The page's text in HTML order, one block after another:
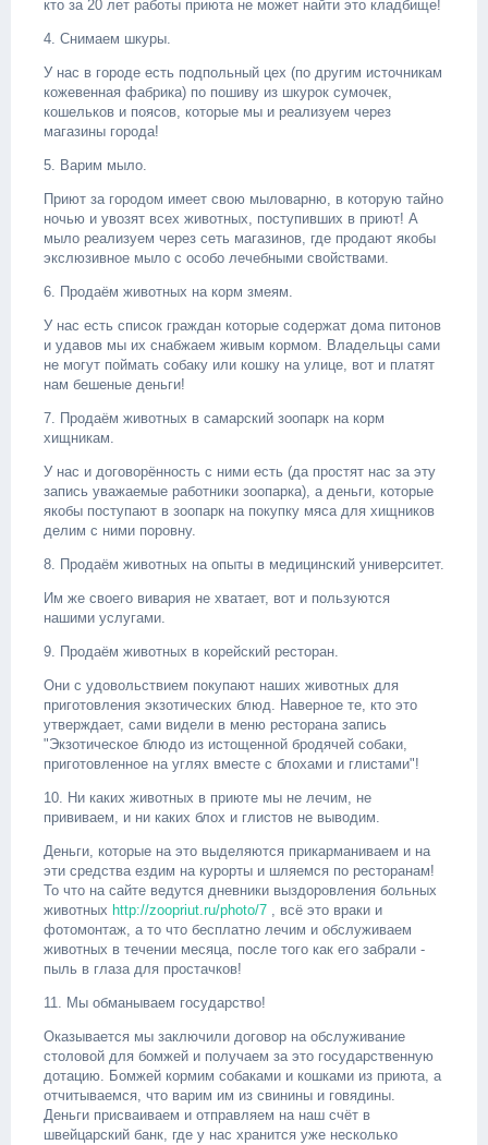
кто за 20 лет работы приюта не может найти это кладбище!
4. Снимаем шкуры.
У нас в городе есть подпольный цех (по другим источникам
кожевенная фабрика) по пошиву из шкурок сумочек,
кошельков и поясов, которые мы и реализуем через
магазины города!
5. Варим мыло.
Приют за городом имеет свою мыловарню, в которую тайно
ночью и увозят всех животных, поступивших в приют! А
мыло реализуем через сеть магазинов, где продают якобы
экслюзивное мыло с особо лечебными свойствами.
6. Продаём животных на корм змеям.
У нас есть список граждан которые содержат дома питонов
и удавов мы их снабжаем живым кормом. Владельцы сами
не могут поймать собаку или кошку на улице, вот и платят
нам бешеные деньги!
7. Продаём животных в самарский зоопарк на корм
хищникам.
У нас и договорённость с ними есть (да простят нас за эту
запись уважаемые работники зоопарка), а деньги, которые
якобы поступают в зоопарк на покупку мяса для хищников
делим с ними поровну.
8. Продаём животных на опыты в медицинский университет.
Им же своего вивария не хватает, вот и пользуются
нашими услугами.
9. Продаём животных в корейский ресторан.
Они с удовольствием покупают наших животных для
приготовления экзотических блюд. Наверное те, кто это
утверждает, сами видели в меню ресторана запись
"Экзотическое блюдо из истощенной бродячей собаки,
приготовленное на углях вместе с блохами и глистами"!
10. Ни каких животных в приюте мы не лечим, не
прививаем, и ни каких блох и глистов не выводим.
Деньги, которые на это выделяются прикарманиваем и на
эти средства ездим на курорты и шляемся по ресторанам!
То что на сайте ведутся дневники выздоровления больных
животных http://zoopriut.ru/photo/7 , всё это враки и
фотомонтаж, а то что бесплатно лечим и обслуживаем
животных в течении месяца, после того как его забрали -
пыль в глаза для простачков!
11. Мы обманываем государство!
Оказывается мы заключили договор на обслуживание
столовой для бомжей и получаем за это государственную
дотацию. Бомжей кормим собаками и кошками из приюта, а
отчитываемся, что варим им из свинины и говядины.
Деньги присваиваем и отправляем на наш счёт в
швейцарский банк, где у нас хранится уже несколько